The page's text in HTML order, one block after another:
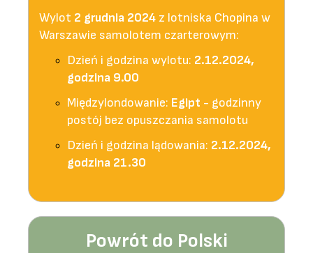
Wylot 2 grudnia 2024z lotniska Chopina w
Warszawie samolotem czarterowym:
Dzień i godzina wylotu: 2.12.2024,
godzina 9.00
Międzylondowanie: Egipt - godzinny
postój bez opuszczania samolotu
Dzień i godzina lądowania: 2.12.2024,
godzina 21.30
Powrót do Polski